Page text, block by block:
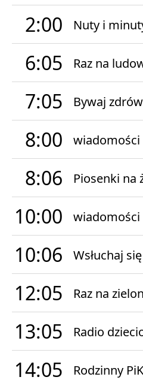
2:00 Nuty i
6:05 Raz na
7:05 Bywaj
8:00
8:06 Piosenki na
10:00
10:06 Wsłuchaj
12:05 Raz na
13:05 Radio
14:05 Rodzinny